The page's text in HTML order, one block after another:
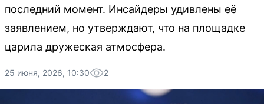
последний момент. Инсайдеры удивлены её
заявлением, но утверждают, что на площадке
царила дружеская атмосфера.
25 июня, 2026, 10:30 2